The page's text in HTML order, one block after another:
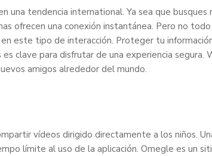
una tendencia international. Ya sea que busques
ofrecen una conexión instantánea. Pero no todo
este tipo de interacción. Proteger tu
clave para disfrutar de una experiencia segura.
amigos alrededor del mundo.
vídeos dirigido directamente a los niños.
límite al uso de la aplicación. Omegle es un